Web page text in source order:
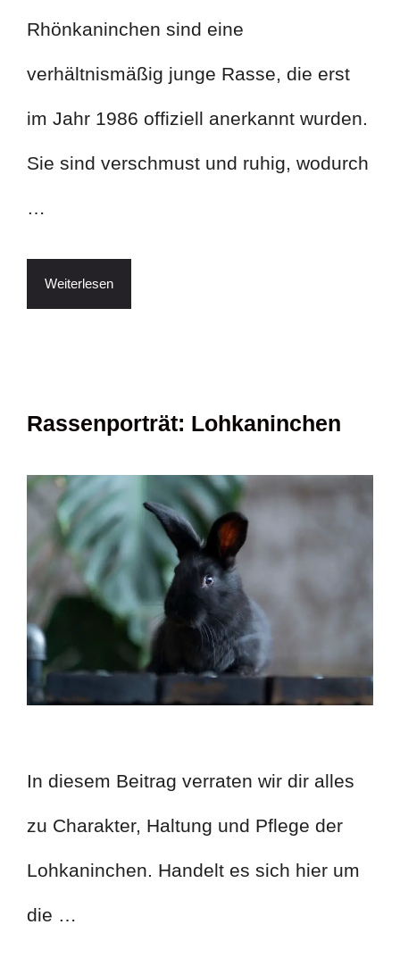
Rhönkaninchen sind eine
verhältnismäßig junge Rasse, die erst
im Jahr 1986 offiziell anerkannt wurden.
Sie sind verschmust und ruhig, wodurch
…
Weiterlesen
Rassenporträt: Lohkaninchen
In diesem Beitrag verraten wir dir alles
zu Charakter, Haltung und Pflege der
Lohkaninchen. Handelt es sich hier um
die …